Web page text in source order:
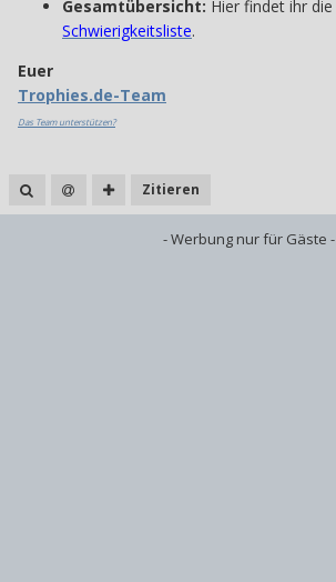
Gesamtübersicht: Hier findet ihr die
Schwierigkeitsliste.
Euer
Trophies.de-Team
Das Team unterstützen?
Zitieren
- Werbung nur für Gäste -